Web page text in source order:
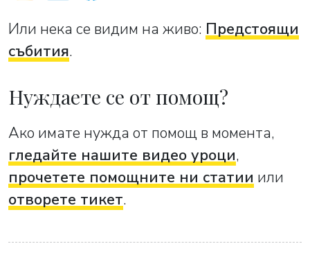
Или нека се видим на живо: Предстоящи
събития.
Нуждаете се от помощ?
Ако имате нужда от помощ в момента,
гледайте нашите видео уроци,
прочетете помощните ни статии или
отворете тикет.